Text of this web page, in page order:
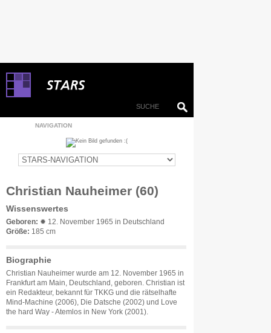
NAVIGATION
Christian Nauheimer (60)
Wissenswertes
Geboren: ✹ 12. November 1965 in Deutschland
Größe: 185 cm
Biographie
Christian Nauheimer wurde am 12. November 1965 in
Frankfurt am Main, Deutschland, geboren. Christian ist
ein Redakteur, bekannt für TKKG und die rätselhafte
Mind-Machine (2006), Die Datsche (2002) und Love
the hard Way - Atemlos in New York (2001).